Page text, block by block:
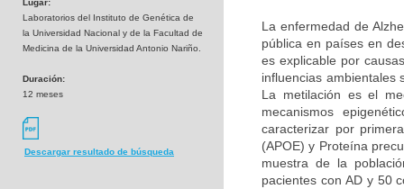
Lugar:
Laboratorios del Instituto de Genética de
la Universidad Nacional y de la Facultad de
Medicina de la Universidad Antonio Nariño.
Duración:
12 meses
Descargar resultado de búsqueda
La enfermedad de
pública en países en
es explicable por
influencias ambientales
La metilación es el
mecanismos
caracterizar por
(APOE) y Proteína
muestra de la
pacientes con AD y 50